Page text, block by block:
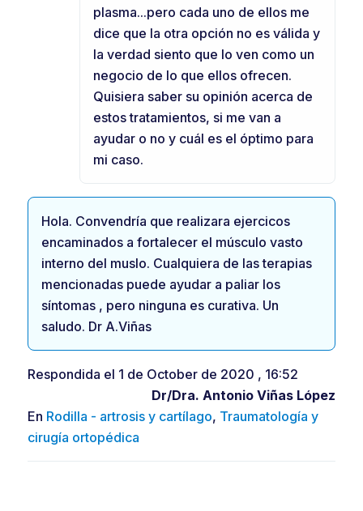
plasma...pero cada uno de ellos me
dice que la otra opción no es válida y
la verdad siento que lo ven como un
negocio de lo que ellos ofrecen.
Quisiera saber su opinión acerca de
estos tratamientos, si me van a
ayudar o no y cuál es el óptimo para
mi caso.
Hola. Convendría que realizara ejercicos
encaminados a fortalecer el músculo vasto
interno del muslo. Cualquiera de las terapias
mencionadas puede ayudar a paliar los
síntomas , pero ninguna es curativa. Un
saludo. Dr A.Viñas
Respondida el 1 de October de 2020 , 16:52
Dr/Dra. Antonio Viñas López
En Rodilla - artrosis y cartílago, Traumatología y
cirugía ortopédica